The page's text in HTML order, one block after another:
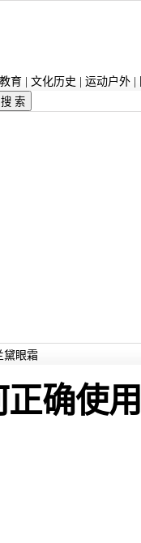
育 文化历史 运动户外
黛眼霜
正确使